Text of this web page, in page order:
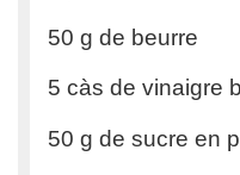
50 g de beurre
5 càs de vinaigre
50 g de sucre en